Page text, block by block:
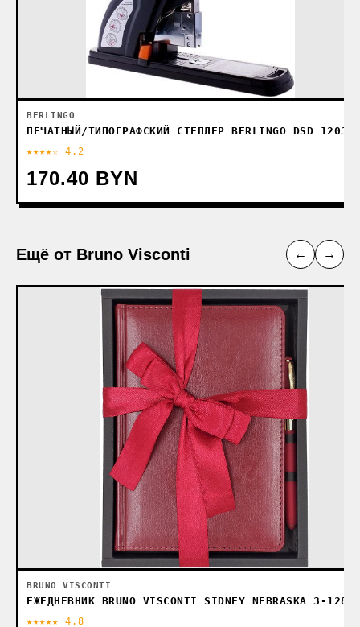
BERLINGO
ПЕЧАТНЫЙ/ТИПОГРАФСКИЙ СТЕПЛЕР BERLINGO DSD 12031
★★★★☆ 4.2
170.40 BYN
Ещё от Bruno Visconti ← →
BRUNO VISCONTI
ЕЖЕДНЕВНИК BRUNO VISCONTI SIDNEY NEBRASKA 3-128/
★★★★★ 4.8